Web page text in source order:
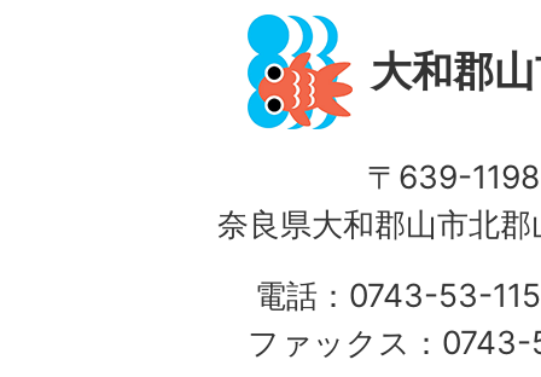
大和郡
〒639-1198
奈良県大和郡山市北
電話：0743-53-
ファックス：